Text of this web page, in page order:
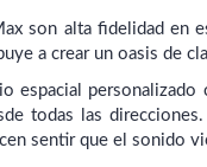
son alta fidelidad en
a crear un oasis de
espacial
todas las
sentir que el sonido